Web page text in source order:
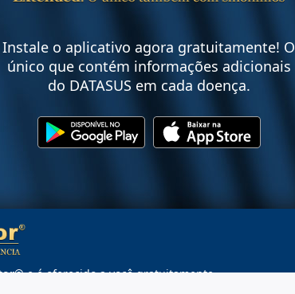
Instale o aplicativo agora gratuitamente! O
único que contém informações adicionais
do DATASUS em cada doença.
e é oferecido a você gratuitamente.